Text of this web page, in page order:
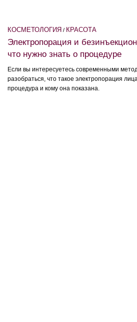
КОСМЕТОЛОГИЯ / КРАСОТА
Электропорация и
что нужно знать о процедуре
Если вы интересуетесь современными
разобраться, что такое электропорация
процедура и кому она показана.